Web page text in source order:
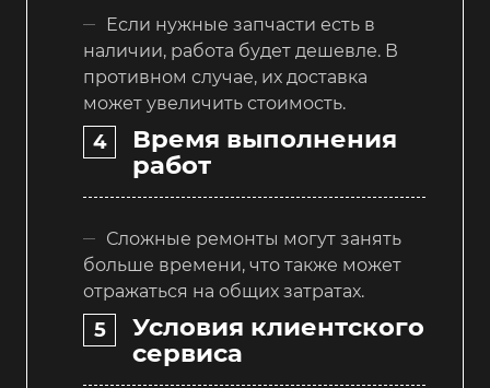
Если нужные запчасти есть в
наличии, работа будет дешевле. В
противном случае, их доставка
может увеличить стоимость.
Время выполнения
работ
Сложные ремонты могут занять
больше времени, что также может
отражаться на общих затратах.
Условия клиентского
сервиса